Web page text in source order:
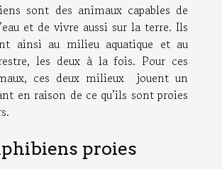
sont des animaux capables de
et de vivre aussi sur la terre. Ils
ainsi au milieu aquatique et au
les deux à la fois. Pour ces
ces deux milieux jouent un
en raison de ce qu’ils sont proies
proies